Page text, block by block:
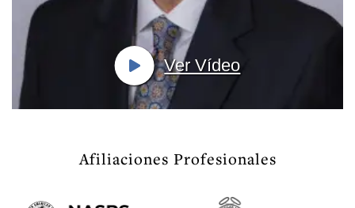
Ver Vídeo
Afiliaciones Profesionales